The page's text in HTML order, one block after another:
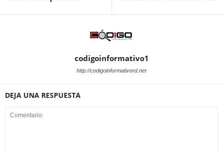
codigoinformativo1
http://codigoinformativord.net
DEJA UNA RESPUESTA